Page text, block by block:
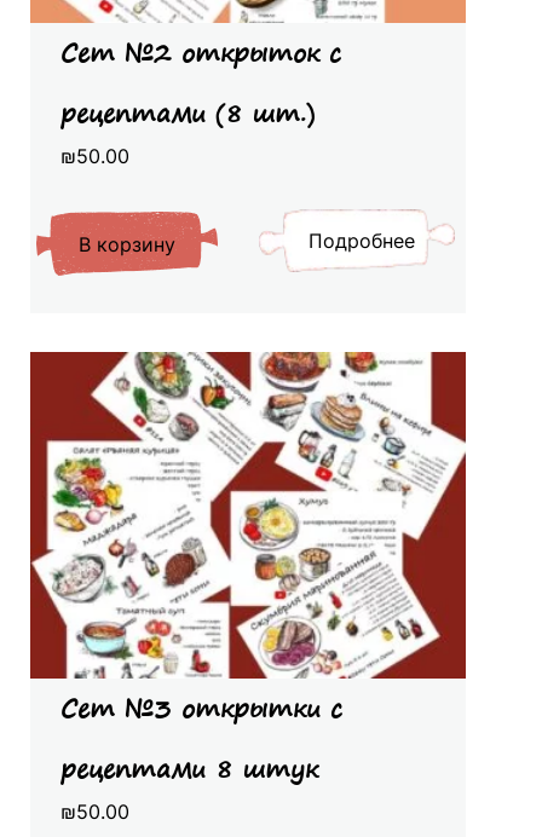
Сет №2 открыток с
рецептами (8 шт.)
₪50.00
В корзину Подробнее
Сет №3 открытки с
рецептами 8 штук
₪50.00